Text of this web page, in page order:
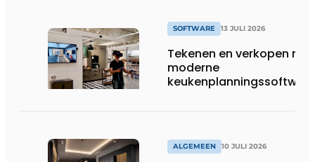
SOFTWARE 13 JULI 2026
Tekenen en verkopen met
moderne
keukenplanningssoftware
ALGEMEEN 10 JULI 2026